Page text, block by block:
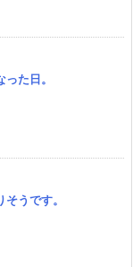
た日。
うです。